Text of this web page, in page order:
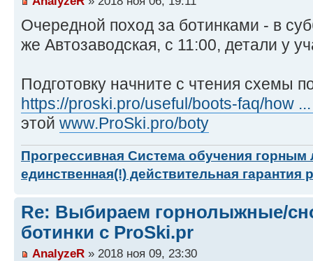
Очередной поход за ботинками - в
же Автозаводская, с 11:00, детали у
Подготовку начните с чтения схемы
https://proski.pro/useful/boots-faq/how
этой www.ProSki.pro/boty
Прогрессивная Система обучения
единственная(!) действительная гарантия
Re: Выбираем горнолыжные/
ботинки с ProSki.pr
AnalyzeR » 2018 ноя 09, 23:30